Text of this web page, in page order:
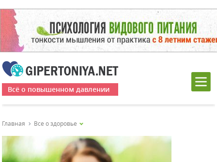
Всё о повышенном давлении
Главная Все о здоровье